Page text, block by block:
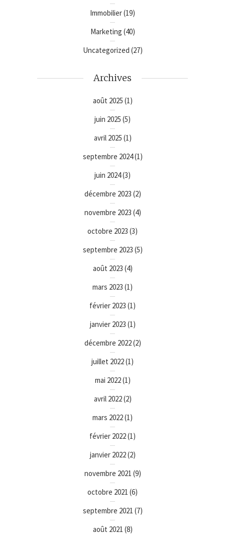
Immobilier(19)
Marketing (40)
Uncategorized (27)
Archives
août 2025 (1)
juin 2025 (5)
avril 2025 (1)
septembre 2024(1)
juin 2024(3)
décembre 2023 (2)
novembre 2023 (4)
octobre 2023 (3)
septembre 2023 (5)
août 2023 (4)
mars 2023 (1)
février 2023 (1)
janvier 2023 (1)
décembre 2022(2)
juillet 2022(1)
mai 2022(1)
avril 2022(2)
mars 2022(1)
février 2022(1)
janvier 2022(2)
novembre 2021 (9)
octobre 2021 (6)
septembre 2021 (7)
août 2021 (8)